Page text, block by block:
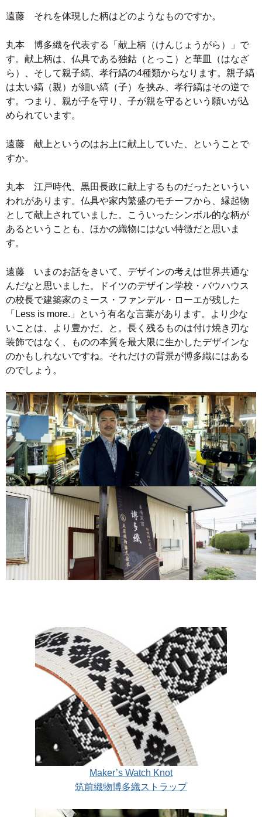
遠藤 それを体現した柄はどのようなものですか。
丸本 博多織を代表する「献上柄（けんじょうがら）」で
す。献上柄は、仏具である独鈷（とっこ）と華皿（はなざ
ら）、そして親子縞、孝行縞の4種類からなります。親子縞
は太い縞（親）が細い縞（子）を挟み、孝行縞はその逆で
す。つまり、親が子を守り、子が親を守るという願いが込
められています。
遠藤 献上というのはお上に献上していた、ということで
すか。
丸本 江戸時代、黒田長政に献上するものだったというい
われがあります。仏具や家内繁盛のモチーフから、縁起物
として献上されていました。こういったシンボル的な柄が
あるということも、ほかの織物にはない特徴だと思いま
す。
遠藤 いまのお話をきいて、デザインの考えは世界共通な
んだなと思いました。ドイツのデザイン学校・バウハウス
の校長で建築家のミース・ファンデル・ローエが残した
「Less is more.」という有名な言葉があります。より少な
いことは、より豊かだ、と。長く残るものは付け焼き刃な
装飾ではなく、ものの本質を最大限に生かしたデザインな
のかもしれないですね。それだけの背景が博多織にはある
のでしょう。
Maker’s Watch Knot
筑前織物博多織ストラップ